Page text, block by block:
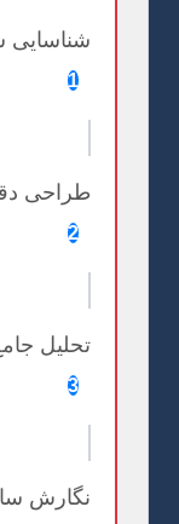
1
طراحی
2
تحلیل
3
نگارش